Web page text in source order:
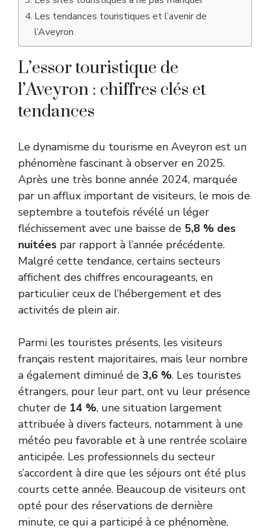
Les tendances touristiques et l’avenir de
l’Aveyron
L’essor touristique de
l’Aveyron : chiffres clés et
tendances
Le dynamisme du tourisme en Aveyron est un
phénomène fascinant à observer en 2025.
Après une très bonne année 2024, marquée
par un afflux important de visiteurs, le mois de
septembre a toutefois révélé un léger
fléchissement avec une baisse de 5,8 % des
nuitées par rapport à l’année précédente.
Malgré cette tendance, certains secteurs
affichent des chiffres encourageants, en
particulier ceux de l’hébergement et des
activités de plein air.
Parmi les touristes présents, les visiteurs
français restent majoritaires, mais leur nombre
a également diminué de 3,6 %. Les touristes
étrangers, pour leur part, ont vu leur présence
chuter de 14 %, une situation largement
attribuée à divers facteurs, notamment à une
météo peu favorable et à une rentrée scolaire
anticipée. Les professionnels du secteur
s’accordent à dire que les séjours ont été plus
courts cette année. Beaucoup de visiteurs ont
opté pour des réservations de dernière
minute, ce qui a participé à ce phénomène.